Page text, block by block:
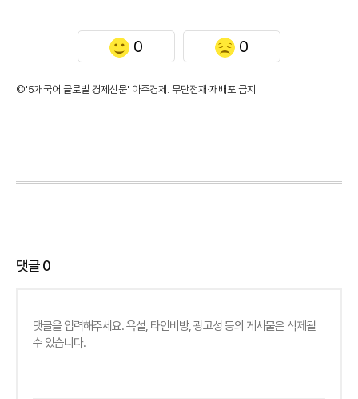
0 0
©'5개국어 글로벌 경제신문' 아주경제. 무단전재·재배포 금지
댓글0